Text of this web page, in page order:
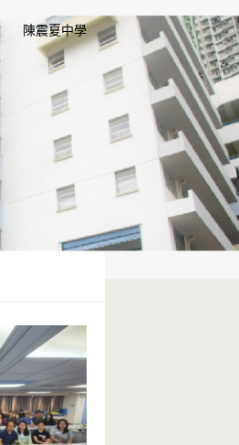
陳震夏中學